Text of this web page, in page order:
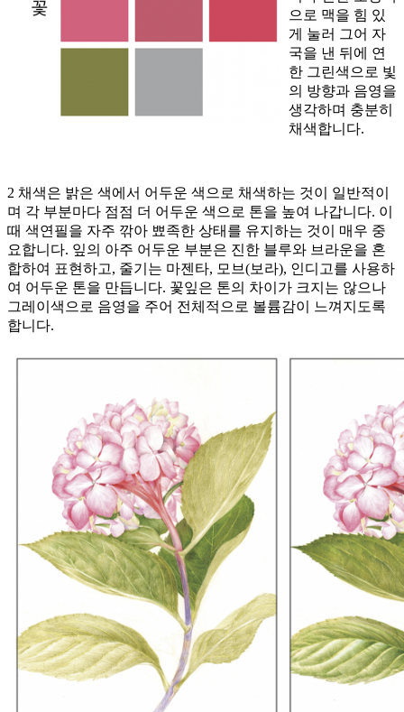
으로 맥을 힘 있
게 눌러 그어 자
국을 낸 뒤에 연
한 그린색으로 빛
의 방향과 음영을
생각하며 충분히
채색합니다.
2 채색은 밝은 색에서 어두운 색으로 채색하는 것이 일반적이
며 각 부분마다 점점 더 어두운 색으로 톤을 높여 나갑니다. 이
때 색연필을 자주 깎아 뾰족한 상태를 유지하는 것이 매우 중
요합니다. 잎의 아주 어두운 부분은 진한 블루와 브라운을 혼
합하여 표현하고, 줄기는 마젠타, 모브(보라), 인디고를 사용하
여 어두운 톤을 만듭니다. 꽃잎은 톤의 차이가 크지는 않으나
그레이색으로 음영을 주어 전체적으로 볼륨감이 느껴지도록
합니다.